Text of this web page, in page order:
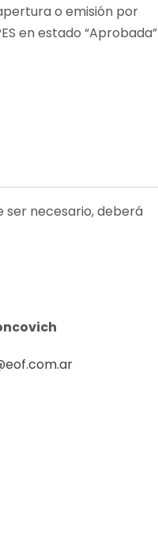
o emisión por
en estado “Aprobada”
ser necesario, deberá